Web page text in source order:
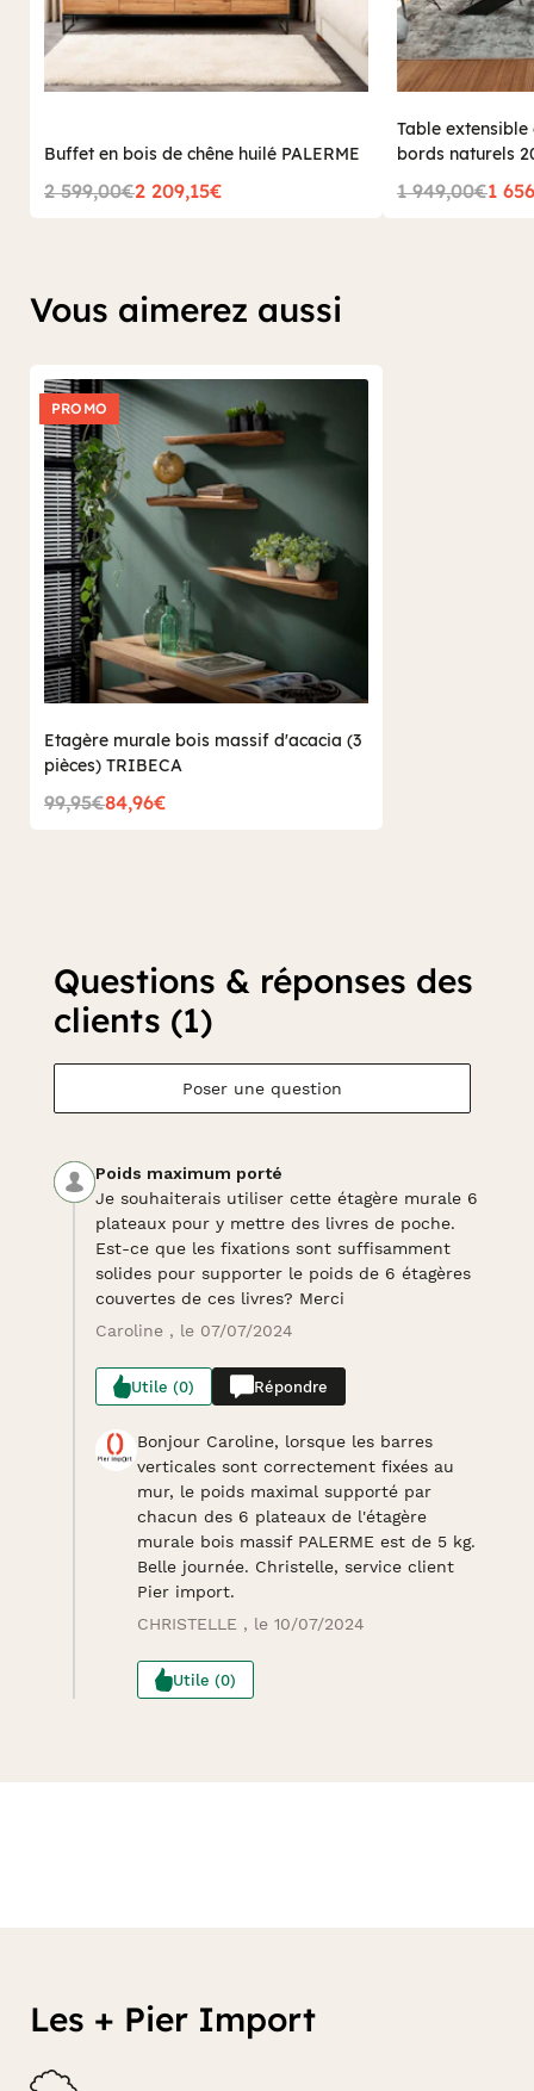
Buffet en bois de chêne huilé PALERME
2 599,00€2 209,15€
Table extensible
bords naturels
1 949,00€1
Vous aimerez aussi
PROMO
Etagère murale bois massif d'acacia (3
pièces) TRIBECA
99,95€84,96€
Questions & réponses des
clients (1)
Poser une question
Poids maximum porté
Je souhaiterais utiliser cette étagère murale 6
plateaux pour y mettre des livres de poche.
Est-ce que les fixations sont suffisamment
solides pour supporter le poids de 6 étagères
couvertes de ces livres? Merci
Caroline , le 07/07/2024
Utile (0) Répondre
Bonjour Caroline, lorsque les barres
verticales sont correctement fixées au
mur, le poids maximal supporté par
chacun des 6 plateaux de l'étagère
murale bois massif PALERME est de 5 kg.
Belle journée. Christelle, service client
Pier import.
CHRISTELLE , le 10/07/2024
Utile (0)
Les + Pier Import